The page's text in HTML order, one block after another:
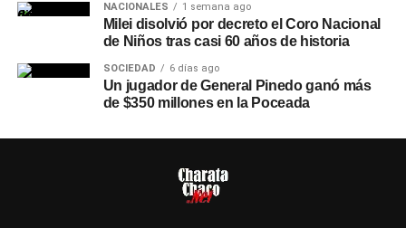
NACIONALES 1 semana ago
Milei disolvió por decreto el Coro Nacional
de Niños tras casi 60 años de historia
SOCIEDAD 6 días ago
Un jugador de General Pinedo ganó más
de $350 millones en la Poceada